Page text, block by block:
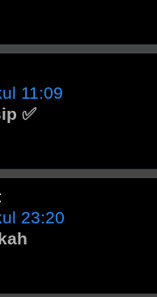
11:09
✅
23:20